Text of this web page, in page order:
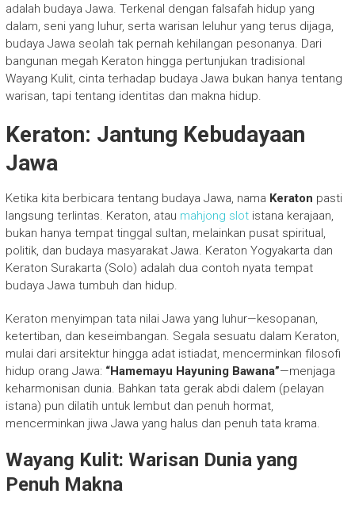
adalah budaya Jawa. Terkenal dengan falsafah hidup yang
dalam, seni yang luhur, serta warisan leluhur yang terus dijaga,
budaya Jawa seolah tak pernah kehilangan pesonanya. Dari
bangunan megah Keraton hingga pertunjukan tradisional
Wayang Kulit, cinta terhadap budaya Jawa bukan hanya tentang
warisan, tapi tentang identitas dan makna hidup.
Keraton: Jantung Kebudayaan
Jawa
Ketika kita berbicara tentang budaya Jawa, nama Keraton pasti
langsung terlintas. Keraton, atau mahjong slotistana kerajaan,
bukan hanya tempat tinggal sultan, melainkan pusat spiritual,
politik, dan budaya masyarakat Jawa. Keraton Yogyakarta dan
Keraton Surakarta (Solo) adalah dua contoh nyata tempat
budaya Jawa tumbuh dan hidup.
Keraton menyimpan tata nilai Jawa yang luhur—kesopanan,
ketertiban, dan keseimbangan. Segala sesuatu dalam Keraton,
mulai dari arsitektur hingga adat istiadat, mencerminkan filosofi
hidup orang Jawa: “Hamemayu Hayuning Bawana”—menjaga
keharmonisan dunia. Bahkan tata gerak abdi dalem (pelayan
istana) pun dilatih untuk lembut dan penuh hormat,
mencerminkan jiwa Jawa yang halus dan penuh tata krama.
Wayang Kulit: Warisan Dunia yang
Penuh Makna